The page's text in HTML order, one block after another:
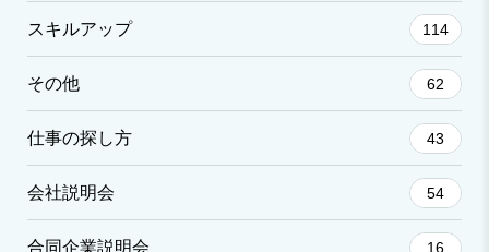
スキルアップ 114
その他 62
仕事の探し方 43
会社説明会 54
合同企業説明会 16